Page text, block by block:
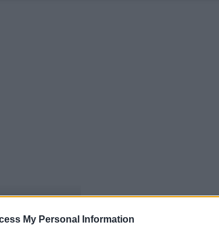
My Personal Information